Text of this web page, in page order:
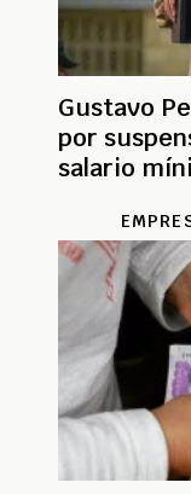
Gustavo
por
salario